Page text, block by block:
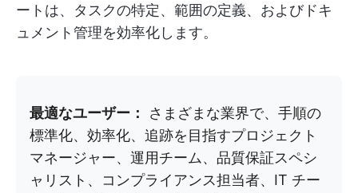
ートは、タスクの特定、範囲の定義、およびドキ
ュメント管理を効率化します。
最適なユーザー：
さまざまな業界で、手順の
標準化、効率化、追跡を目指すプロジェクト
マネージャー、運用チーム、品質保証スペシ
ャリスト、コンプライアンス担当者、IT チー